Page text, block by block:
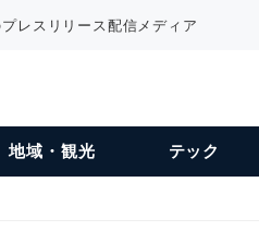
レスリリース配信メディア
地域・観光 テック